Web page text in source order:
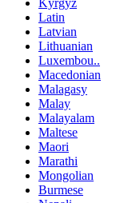
Kyrgyz
Latin
Latvian
Lithuanian
Luxembou..
Macedonian
Malagasy
Malay
Malayalam
Maltese
Maori
Marathi
Mongolian
Burmese